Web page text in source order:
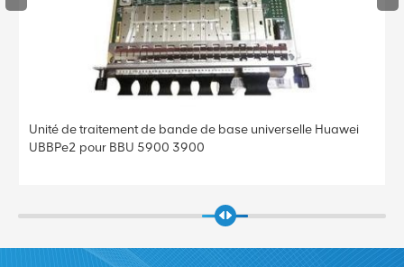
Unité de traitement de bande de base universelle Huawei
UBBPe4 pour BBU 5900 3900